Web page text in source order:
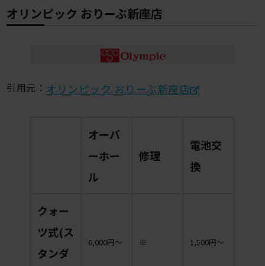
オリンピック おりーぶ新座店
引用元： オリンピック おりーぶ新座店
オーバ
ーホー
ル
修理
電池交
換
クォー
ツ式(ス
タンダ
6,000円〜 ※ 1,500円〜